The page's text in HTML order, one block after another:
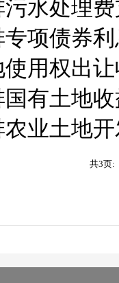
水处理费
项债券利
用权出让
有土地收
业土地开
共3页: